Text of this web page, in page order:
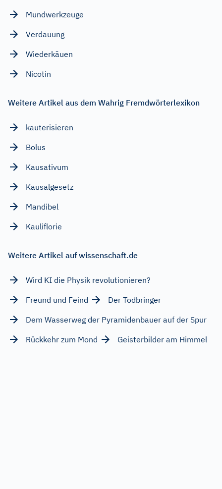
Mundwerkzeuge
Verdauung
Wiederkäuen
Nicotin
Weitere Artikel aus dem Wahrig Fremdwörterlexikon
kauterisieren
Bolus
Kausativum
Kausalgesetz
Mandibel
Kauliflorie
Weitere Artikel auf wissenschaft.de
Wird KI die Physik revolutionieren?
Freund und Feind
Der Todbringer
Dem Wasserweg der Pyramidenbauer auf der Spur
Rückkehr zum Mond
Geisterbilder am Himmel